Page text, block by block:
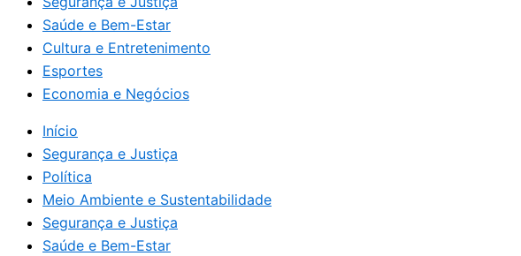
Saúde e Bem-Estar
Cultura e Entretenimento
Esportes
Economia e Negócios
Início
Segurança e Justiça
Política
Meio Ambiente e Sustentabilidade
Segurança e Justiça
Saúde e Bem-Estar